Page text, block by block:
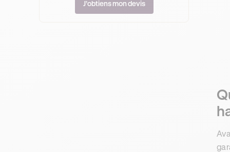
J’obtiens mon devis